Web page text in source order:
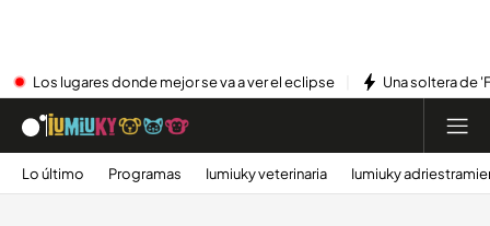
Los lugares donde mejor se va a ver el eclipse Una soltera de
Lo último Programas Iumiuky veterinaria Iumiuky